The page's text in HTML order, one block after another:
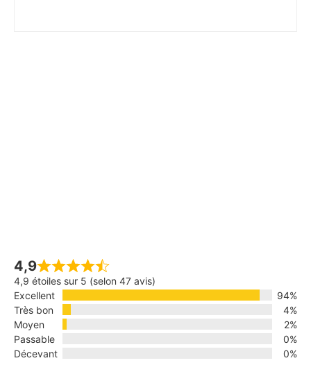
4,9
4,9 étoiles sur 5 (selon 47 avis)
Excellent
94%
Très bon
4%
Moyen
2%
Passable
0%
Décevant
0%